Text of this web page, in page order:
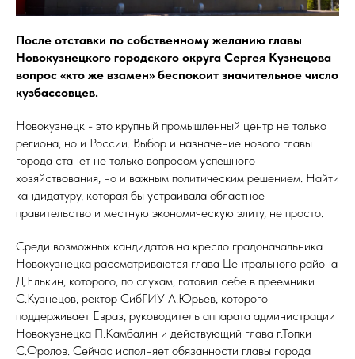
После отставки по собственному желанию главы
Новокузнецкого городского округа Сергея Кузнецова
вопрос «кто же взамен» беспокоит значительное число
кузбассовцев.
Новокузнецк - это крупный промышленный центр не только
региона, но и России. Выбор и назначение нового главы
города станет не только вопросом успешного
хозяйствования, но и важным политическим решением. Найти
кандидатуру, которая бы устраивала областное
правительство и местную экономическую элиту, не просто.
Среди возможных кандидатов на кресло градоначальника
Новокузнецка рассматриваются глава Центрального района
Д.Елькин, которого, по слухам, готовил себе в преемники
С.Кузнецов, ректор СибГИУ А.Юрьев, которого
поддерживает Евраз, руководитель аппарата администрации
Новокузнецка П.Камбалин и действующий глава г.Топки
С.Фролов. Сейчас исполняет обязанности главы города